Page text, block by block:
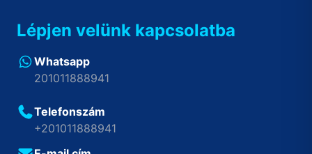
Lépjen velünk kapcsolatba
Whatsapp
201011888941
Telefonszám
+201011888941